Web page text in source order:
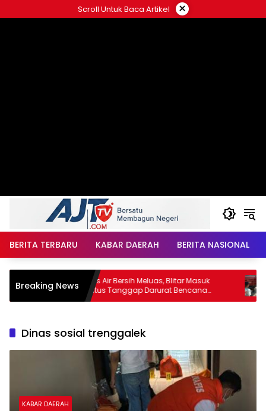
ke
Scroll Untuk Baca Artikel ×
BERITA TERBARU KABAR DAERAH BERITA NASIONAL
Breaking NewsKrisis Air Bersih Meluas, Blitar Masuk
Status Tanggap Darurat Bencana
Hingga Oktober
C
Dinas sosial trenggalek
KABAR DAERAH